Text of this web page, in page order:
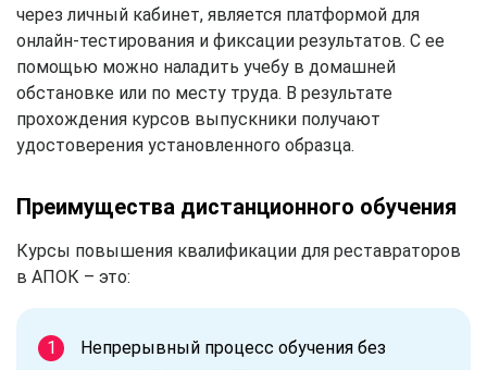
через личный кабинет, является платформой для
онлайн-тестирования и фиксации результатов. С ее
помощью можно наладить учебу в домашней
обстановке или по месту труда. В результате
прохождения курсов выпускники получают
удостоверения установленного образца.
Преимущества дистанционного обучения
Курсы повышения квалификации для реставраторов
в АПОК – это:
Непрерывный процесс обучения без